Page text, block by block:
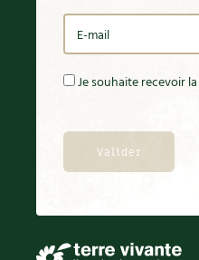
Je souhaite recevoir